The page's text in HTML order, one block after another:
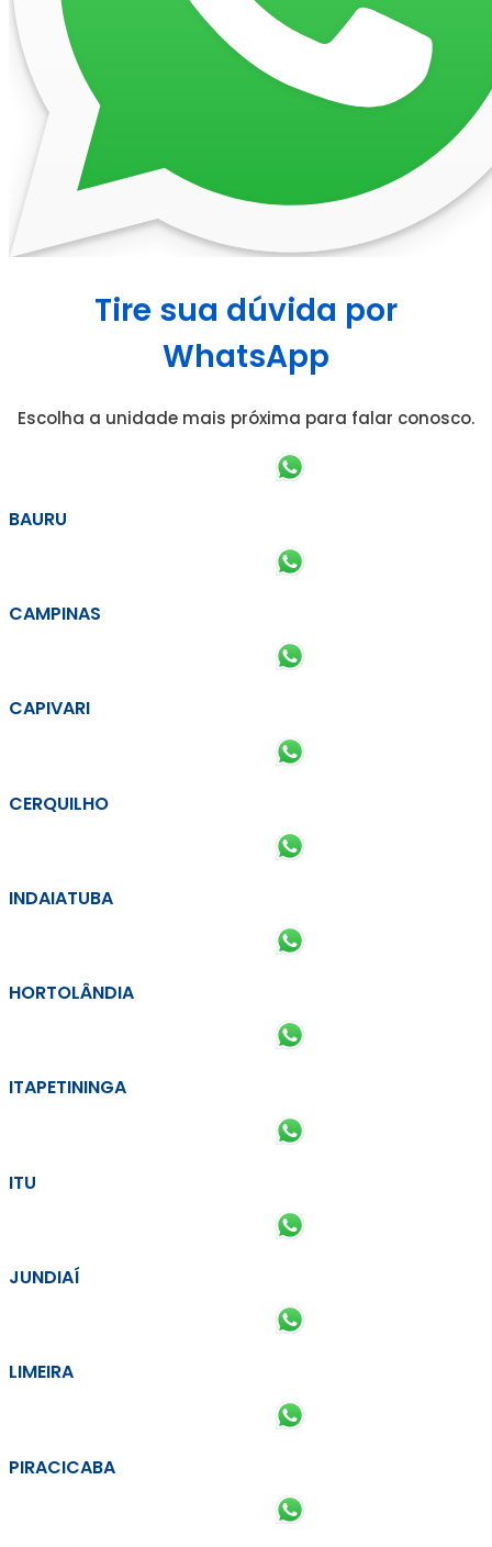
Tire sua dúvida por
WhatsApp
Escolha a unidade mais próxima para falar conosco.
BAURU
CAMPINAS
CAPIVARI
CERQUILHO
INDAIATUBA
HORTOLÂNDIA
ITAPETININGA
ITU
JUNDIAÍ
LIMEIRA
PIRACICABA